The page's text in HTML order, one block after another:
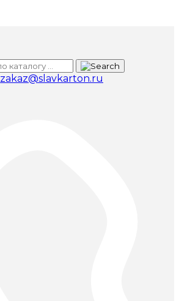
zakaz@slavkarton.ru